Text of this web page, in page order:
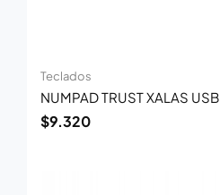
Teclados
NUMPAD TRUST XALAS USB
$9.320